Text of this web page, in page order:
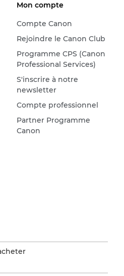
Mon compte
Compte Canon
Rejoindre le Canon Club
Programme CPS (Canon
Professional Services)
S'inscrire à notre
newsletter
Compte professionnel
Partner Programme
Canon